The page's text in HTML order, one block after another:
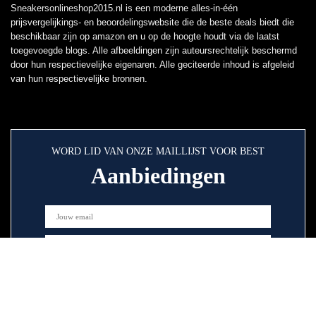
Sneakersonlineshop2015.nl is een moderne alles-in-één
prijsvergelijkings- en beoordelingswebsite die de beste deals biedt die
beschikbaar zijn op amazon en u op de hoogte houdt via de laatst
toegevoegde blogs. Alle afbeeldingen zijn auteursrechtelijk beschermd
door hun respectievelijke eigenaren. Alle geciteerde inhoud is afgeleid
van hun respectievelijke bronnen.
WORD LID VAN ONZE MAILLIJST VOOR BEST
Aanbiedingen